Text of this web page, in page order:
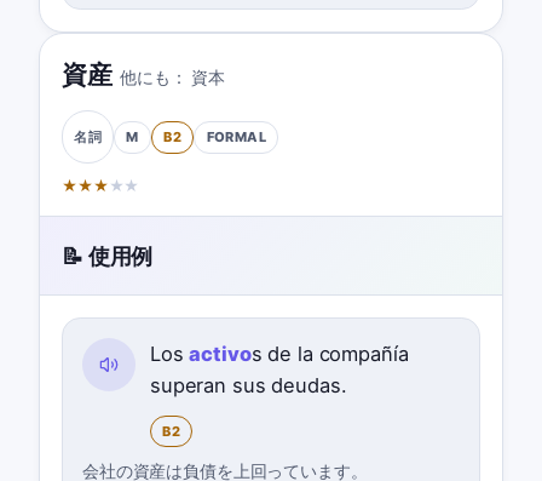
資産 他にも： 資本
名詞 M B2 FORMAL
★★★ ★ ★
📝 使用例
Losactivos de la compañía
superan sus deudas.
B2
会社の資産は負債を上回っています。